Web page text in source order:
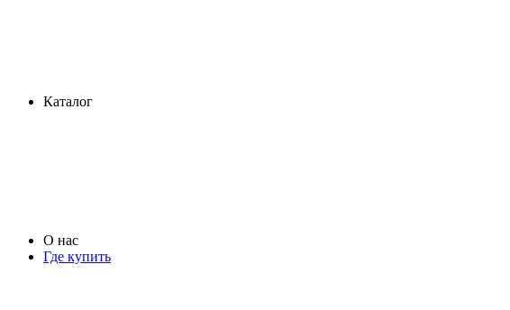
Каталог
О нас
Где купить